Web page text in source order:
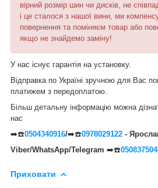
вірний розмір шин чи дисків, не
і це сталося з нашої вини, ми
повернення та поміняєм товар або
якщо не знайдемо заміну!
У нас існує гарантія на установку.
Відправка по Україні зручною для Вас
платижем з передоплатою.
Більш детальну інформацію можна
нас
➡️☎️0504340916/➡️☎️0978029122 -
Viber/WhatsApp/Telegram ➡️☎️
Приховати